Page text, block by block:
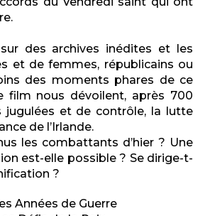
sur des archives inédites et les
et de femmes, républicains ou
des moments phares de ce
film nous dévoilent, après 700
jugulées et de contrôle, la lutte
de l’Irlande.
les combattants d’hier ? Une
est-elle possible ? Se dirige-t-
?
Années de Guerre